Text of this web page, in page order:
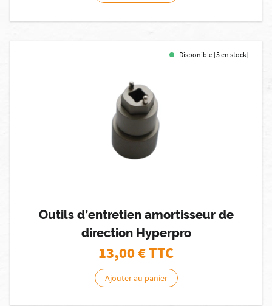
Disponible [5 en stock]
Outils d’entretien amortisseur de
direction Hyperpro
13,00€ TTC
Ajouter au panier